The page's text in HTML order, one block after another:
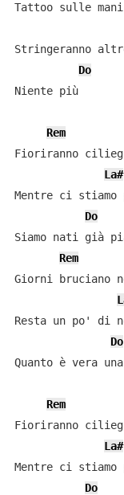
Tattoo sulle mani
Stringeranno
Do
Niente più
Rem
Fioriranno
La#
Mentre ci stiamo
Do
Siamo nati già
Rem
Giorni bruciano
Resta un po' di
Do
Quanto è vera
Rem
Fioriranno
La#
Mentre ci stiamo
Do